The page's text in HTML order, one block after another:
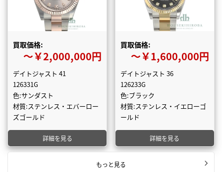
買取価格:
〜￥2,000,000円
デイトジャスト 41
126331G
色:サンダスト
材質:ステンレス・エバーロー
ズゴールド
詳細を見る
買取価格:
〜￥1,600,000円
デイトジャスト 36
126233G
色:ブラック
材質:ステンレス・イエローゴ
ールド
詳細を見る
もっと見る